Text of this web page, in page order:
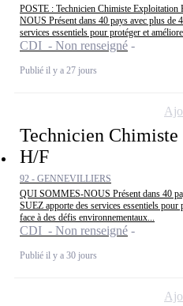
POSTE : Technicien Chimiste
NOUS Présent dans 40 pays avec plus de
services essentiels pour protéger et
CDI - Non renseigné
Publié il y a 27 jours
Technicien
H/F
92 - GENNEVILLIERS
QUI SOMMES-NOUS Présent dans 40
SUEZ apporte des services essentiels
face à des défis environnementaux...
CDI - Non renseigné
Publié il y a 30 jours